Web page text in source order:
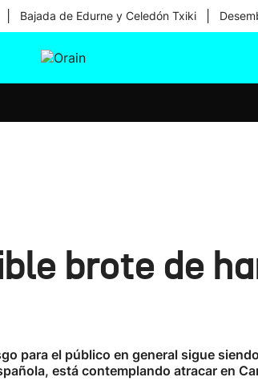
Bajada de Edurne y Celedón Txiki
brote de
para el público en general sigue
está contemplando atracar en